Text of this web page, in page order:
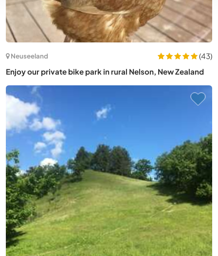
Neuseeland
(43)
Enjoy our private bike park in rural Nelson, New Zealand